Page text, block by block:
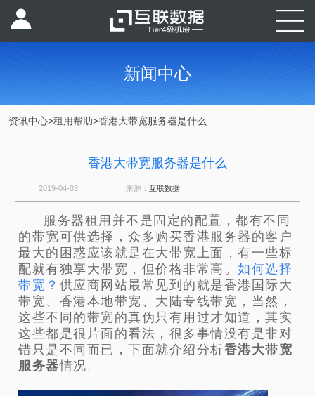
新闻中心
资讯中心>租用帮助>香港大带宽服务器是什么
香港大带宽服务器是什么
2019-04-03 来源： 互联数据
服务器租用并不是固定的配置，都有不同
的带宽可供选择，众多购买香港服务器的客户
最大的困惑应该就是在大带宽上面，有一些标
配就有独享大带宽，但价格非常高。如何选择
带宽？ 供应商网站最常见到的就是香港国际大
带宽、香港本地带宽、大陆专线带宽，当然，
这些不同的带宽的真伪只有用过才知道，其实
这些都是很片面的看法，很多事情没有是非对
错只是不同而已，下面就介绍分析香港大带宽
服务器情况。